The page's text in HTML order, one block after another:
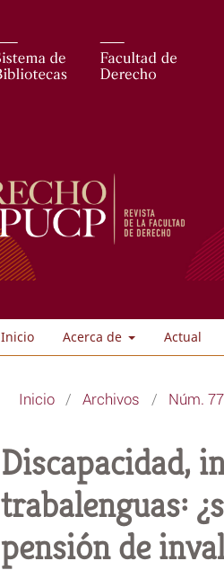
Inicio Acerca de Actual
Inicio / Archivos / Núm.
Discapacidad,
trabalenguas:
pensión de